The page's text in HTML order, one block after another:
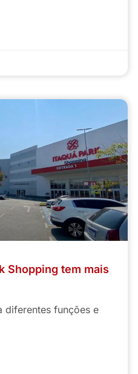
Shopping tem mais
diferentes funções e